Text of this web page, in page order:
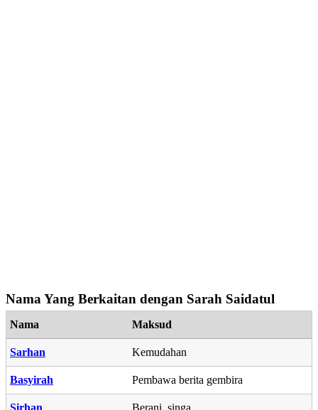
Nama Yang Berkaitan dengan Sarah Saidatul
Nama Maksud
Sarhan Kemudahan
Basyirah Pembawa berita gembira
Sirhan Berani, singa